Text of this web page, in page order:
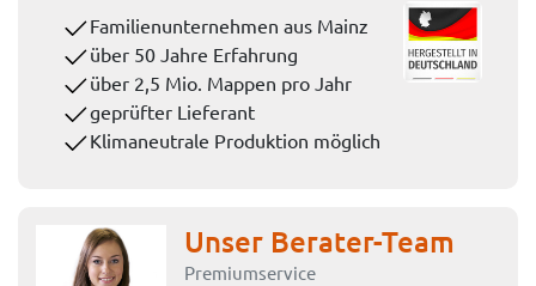
Familienunternehmen aus Mainz
über 50 Jahre Erfahrung
über 2,5 Mio. Mappen pro Jahr
geprüfter Lieferant
Klimaneutrale Produktion möglich
Unser Berater-Team
Premiumservice